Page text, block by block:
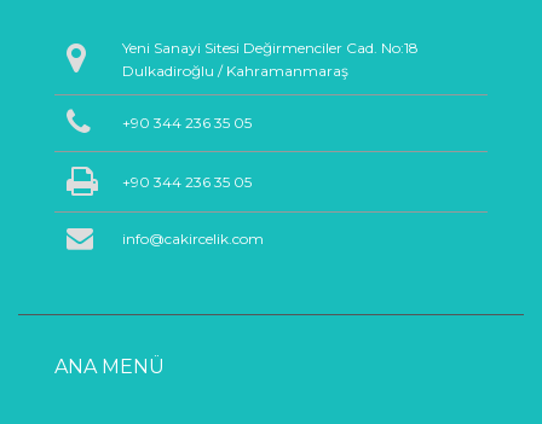
Yeni Sanayi Sitesi Değirmenciler Cad. No:18
Dulkadiroğlu / Kahramanmaraş
+90 344 236 35 05
+90 344 236 35 05
info@cakircelik.com
ANA MENÜ